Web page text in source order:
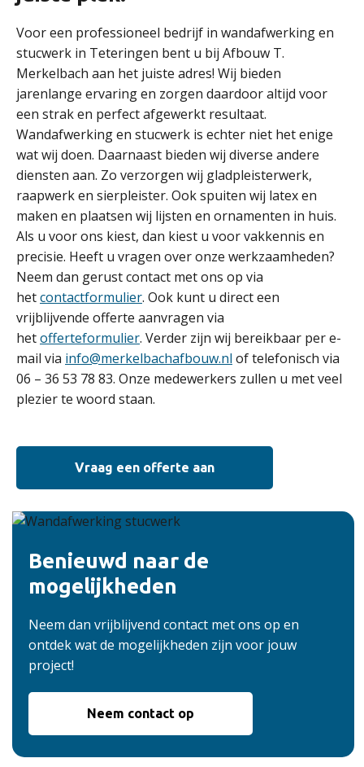
Voor een professioneel bedrijf in wandafwerking en
stucwerk in Teteringen bent u bij Afbouw T.
Merkelbach aan het juiste adres! Wij bieden
jarenlange ervaring en zorgen daardoor altijd voor
een strak en perfect afgewerkt resultaat.
Wandafwerking en stucwerk is echter niet het enige
wat wij doen. Daarnaast bieden wij diverse andere
diensten aan. Zo verzorgen wij gladpleisterwerk,
raapwerk en sierpleister. Ook spuiten wij latex en
maken en plaatsen wij lijsten en ornamenten in huis.
Als u voor ons kiest, dan kiest u voor vakkennis en
precisie. Heeft u vragen over onze werkzaamheden?
Neem dan gerust contact met ons op via
hetcontactformulier. Ook kunt u direct een
vrijblijvende offerte aanvragen via
hetofferteformulier. Verder zijn wij bereikbaar per e-
mail via info@merkelbachafbouw.nl of telefonisch via
06 – 36 53 78 83. Onze medewerkers zullen u met veel
plezier te woord staan.
Vraag een offerte aan
Benieuwd naar de
mogelijkheden
Neem dan vrijblijvend contact met ons op en
ontdek wat de mogelijkheden zijn voor jouw
project!
Neem contact op